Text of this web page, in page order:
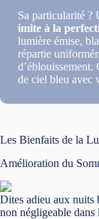
Sa particularité ?
imite à la
lumière émise,
répartie
d’éblouissement.
de ciel bleu avec
Les Bienfaits de la
Amélioration du
Dites adieu aux nuits
non négligeable dans